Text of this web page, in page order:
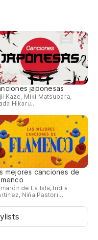
japonesas
Kaze, Miki Matsubara,
Hikaru...
mejores canciones de
de La Isla, India
Niña Pastori...